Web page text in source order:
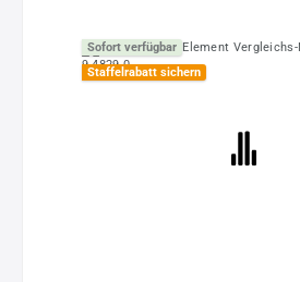
Sofort verfügbar
Staffelrabatt sichern